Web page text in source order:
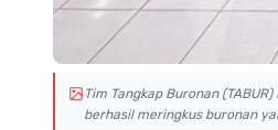
Tim Tangkap Buronan
berhasil meringkus buronan